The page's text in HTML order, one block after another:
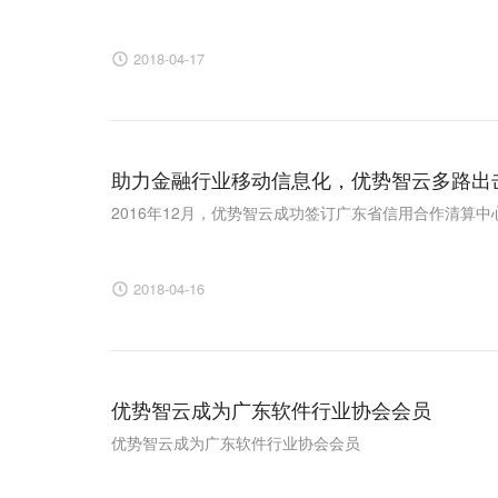
2018-04-17
助力金融行业移动信息化，优势智云多路出
2016年12月，优势智云成功签订广东省信用合作清算中
2018-04-16
优势智云成为广东软件行业协会会员
优势智云成为广东软件行业协会会员